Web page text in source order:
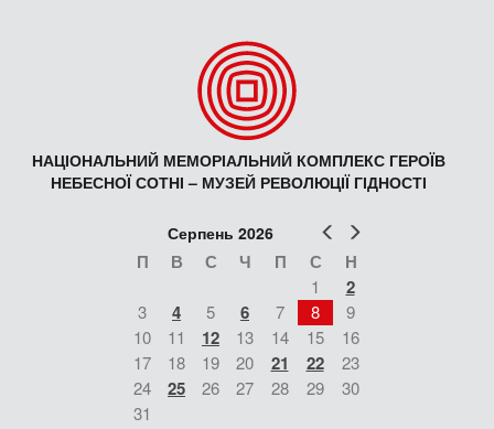
НАЦІОНАЛЬНИЙ МЕМОРІАЛЬНИЙ КОМПЛЕКС ГЕРОЇВ
НЕБЕСНОЇ СОТНІ – МУЗЕЙ РЕВОЛЮЦІЇ ГІДНОСТІ
Попер
Серпень 2026
П В С Ч П С Н
1 2
3 4 5 6 7 8
9
10
11 12 13 14 15
16
17
18 19 20 21 22
23
24
25 26 27 28 29
30
31